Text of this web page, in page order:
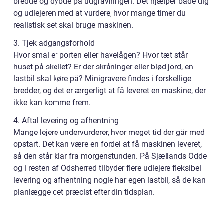
og udlejeren med at vurdere, hvor mange timer du
realistisk set skal bruge maskinen.
3. Tjek adgangsforhold
Hvor smal er porten eller havelågen? Hvor tæt står
huset på skellet? Er der skråninger eller blød jord, en
lastbil skal køre på? Minigravere findes i forskellige
bredder, og det er ærgerligt at få leveret en maskine, der
ikke kan komme frem.
4. Aftal levering og afhentning
Mange lejere undervurderer, hvor meget tid der går med
opstart. Det kan være en fordel at få maskinen leveret,
så den står klar fra morgenstunden. På Sjællands Odde
og i resten af Odsherred tilbyder flere udlejere fleksibel
levering og afhentning nogle har egen lastbil, så de kan
planlægge det præcist efter din tidsplan.